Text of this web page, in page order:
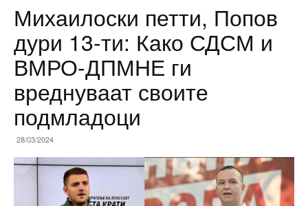
Михаилоски петти, Попов
дури 13-ти: Како СДСМ и
ВМРО-ДПМНЕ ги
вреднуваат своите
подмладоци
28/03/2024